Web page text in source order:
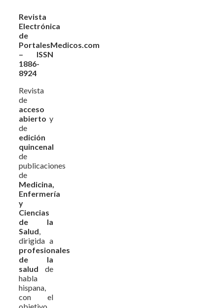
Revista
Electrónica
de
PortalesMedicos.com
– ISSN
1886-
8924
Revista
de
acceso
abierto y
de
edición
quincenal
de
publicaciones
de
Medicina,
Enfermería
y
Ciencias
de la
Salud,
dirigida a
profesionales
de la
salud de
habla
hispana,
con el